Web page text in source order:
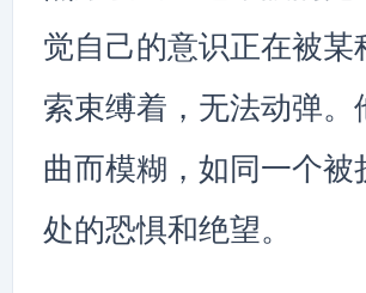
觉自己的意识正在被
索束缚着，无法动弹
曲而模糊，如同一个
处的恐惧和绝望。